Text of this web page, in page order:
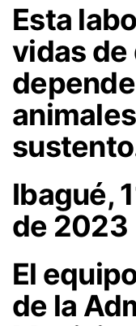
Esta
vidas de
Ibagué,
de 2023
El
de la